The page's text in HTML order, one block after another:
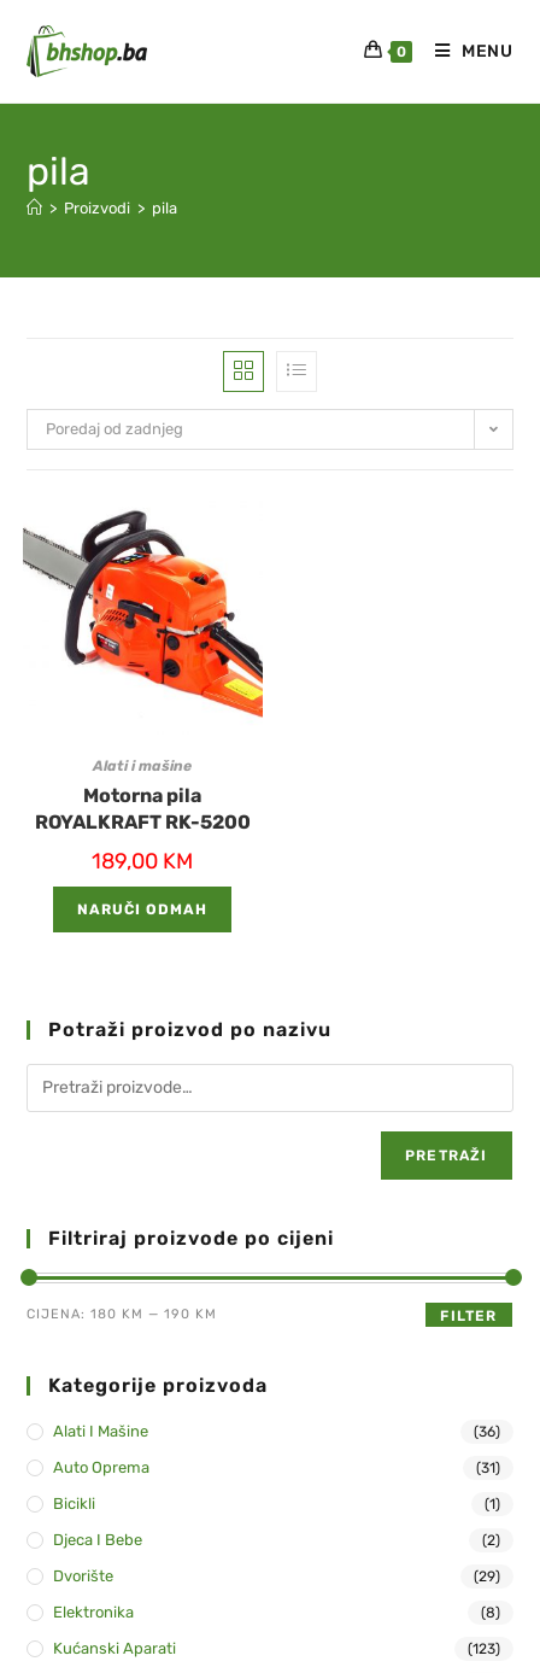
0 MENU
pila
> Proizvodi > pila
Poredaj od zadnjeg
Alati i mašine
Motorna pila
ROYALKRAFT RK-5200
189,00 KM
NARUČI ODMAH
Potraži proizvod po nazivu
PRETRAŽI
Filtriraj proizvode po cijeni
FILTER
CIJENA:180 KM —190 KM
Kategorije proizvoda
Alati I Mašine (36)
Auto Oprema (31)
Bicikli (1)
Djeca I Bebe (2)
Dvorište (29)
Elektronika (8)
Kućanski Aparati (123)